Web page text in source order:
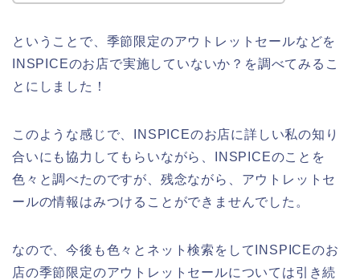
ということで、季節限定のアウトレットセールなどを
INSPICEのお店で実施していないか？を調べてみるこ
とにしました！
このような感じで、INSPICEのお店に詳しい私の知り
合いにも協力してもらいながら、INSPICEのことを
色々と調べたのですが、残念ながら、アウトレットセ
ールの情報はみつけることができませんでした。
なので、今後も色々とネット検索をしてINSPICEのお
店の季節限定のアウトレットセールについては引き続